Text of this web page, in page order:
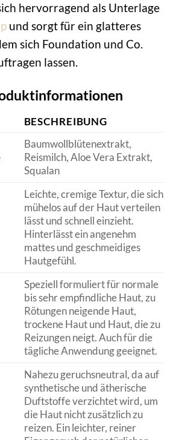
hervorragend als Unterlage
und sorgt für ein glatteres
sich Foundation und Co.
lassen.
BESCHREIBUNG
Baumwollblütenextrakt,
Reismilch, Aloe Vera Extrakt,
Squalan
Leichte, cremige Textur, die sich
mühelos auf der Haut verteilen
lässt und schnell einzieht.
Hinterlässt ein angenehm
mattes und geschmeidiges
Hautgefühl.
Speziell formuliert für normale
bis sehr empfindliche Haut, zu
Rötungen neigende Haut,
trockene Haut und Haut, die zu
Reizungen neigt. Auch für die
tägliche Anwendung geeignet.
Nahezu geruchsneutral, da auf
synthetische und ätherische
Duftstoffe verzichtet wird, um
die Haut nicht zusätzlich zu
reizen. Ein leichter, reiner